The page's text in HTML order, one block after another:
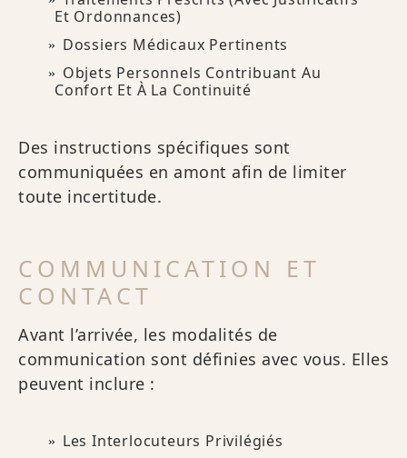
Et Ordonnances)
Dossiers Médicaux Pertinents
Objets Personnels Contribuant Au
Confort Et À La Continuité
Des instructions spécifiques sont
communiquées en amont afin de limiter
toute incertitude.
COMMUNICATION ET
CONTACT
Avant l’arrivée, les modalités de
communication sont définies avec vous. Elles
peuvent inclure :
Les Interlocuteurs Privilégiés